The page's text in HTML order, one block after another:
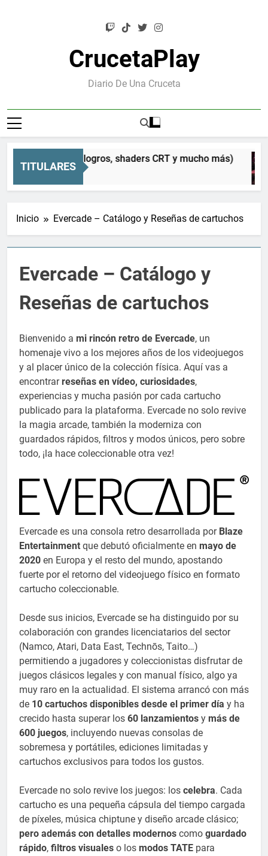
CrucetaPlay
Diario De Una Cruceta
TITULARES
quise (logros, shaders CRT y mucho más)
Inicio Evercade – Catálogo y Reseñas de cartuchos
Evercade – Catálogo y
Reseñas de cartuchos
Bienvenido a mi rincón retro de Evercade, un
homenaje vivo a los mejores años de los videojuegos
y al placer único de la colección física. Aquí vas a
encontrarreseñas en vídeo, curiosidades,
experiencias y mucha pasión por cada cartucho
publicado para la plataforma. Evercade no solo revive
la magia arcade, también la moderniza con
guardados rápidos, filtros y modos únicos, pero sobre
todo, ¡la hace coleccionable otra vez!
Evercade es una consola retro desarrollada por Blaze
Entertainment que debutó oficialmente en mayo de
2020 en Europa y el resto del mundo, apostando
fuerte por el retorno del videojuego físico en formato
cartucho coleccionable.
Desde sus inicios, Evercade se ha distinguido por su
colaboración con grandes licenciatarios del sector
(Namco, Atari, Data East, Technōs, Taito…)
permitiendo a jugadores y coleccionistas disfrutar de
juegos clásicos legales y con manual físico, algo ya
muy raro en la actualidad. El sistema arrancó con más
de 10 cartuchos disponibles desde el primer día y ha
crecido hasta superar los 60 lanzamientos y más de
600 juegos, incluyendo nuevas consolas de
sobremesa y portátiles, ediciones limitadas y
cartuchos exclusivos para todos los gustos.​
Evercade no solo revive los juegos: los celebra. Cada
cartucho es una pequeña cápsula del tiempo cargada
de píxeles, música chiptune y diseño arcade clásico;
pero además con detalles modernos como guardado
rápido, filtros visuales o los modos TATE para